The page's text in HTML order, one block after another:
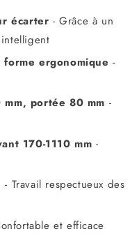
écarter - Grâce à un
forme ergonomique -
portée 80 mm -
170-1110 mm -
- Travail respectueux des
et efficace